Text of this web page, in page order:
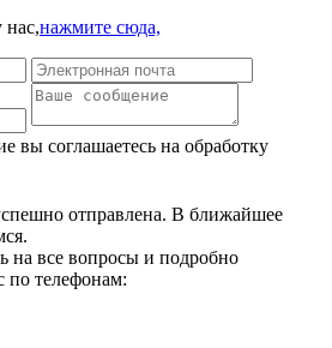
нас,нажмите сюда,
вы соглашаетесь на обработку
отправлена. В ближайшее
на все вопросы и подробно
по телефонам: